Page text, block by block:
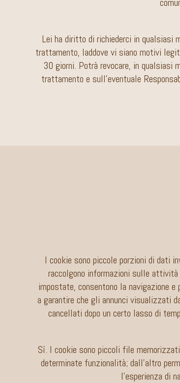
Lei ha diritto di richiederci in qualsiasi
trattamento, laddove vi siano motivi
30 giorni. Potrà revocare, in qualsiasi
trattamento e sull’eventuale
I cookie sono piccole porzioni di dati
raccolgono informazioni sulle attività
impostate, consentono la navigazione
a garantire che gli annunci visualizzati
cancellati dopo un certo lasso di
Sí. I cookie sono piccoli file
determinate funzionalità; dall’altro
l’esperienza di